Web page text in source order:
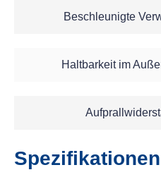
Beschleunigte
Haltbarkeit im